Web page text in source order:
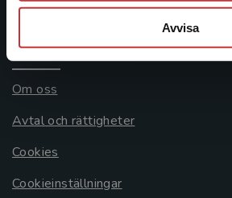
Avvisa
Systemkrav
Allmänna länkar
Om oss
Avtal och rättigheter
Cookies
Cookieinställningar